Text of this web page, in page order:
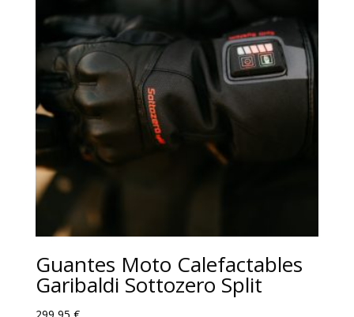
Guantes Moto Calefactables
Garibaldi Sottozero Split